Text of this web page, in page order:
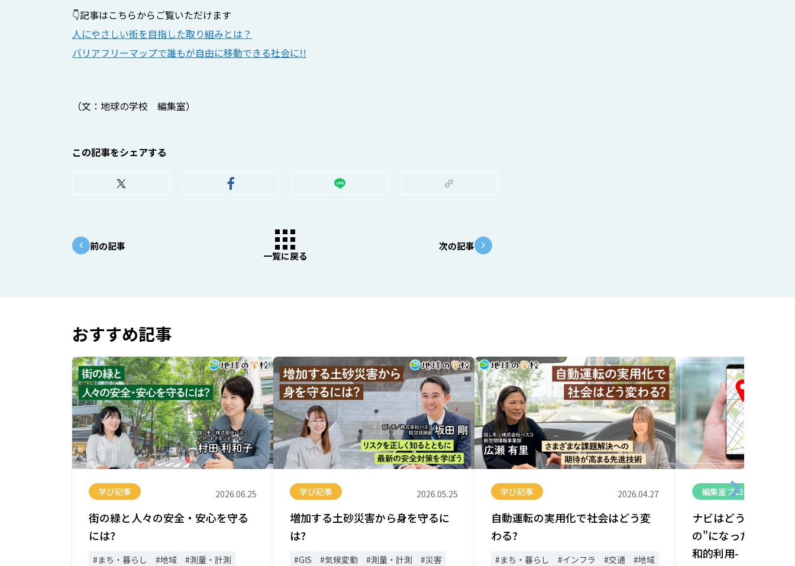
👇記事はこちらからご覧いただけます
人にやさしい街を目指した取り組みとは？
バリアフリーマップで誰もが自由に移動できる社会に!!
（文：地球の学校 編集室）
この記事をシェアする
前の記事
一覧に戻る
次の記事
おすすめ記事
学び記事 2026.06.25
街の緑と人々の安全・安心を守る
には?
#まち・暮らし #地域
#測量・計測
学び記事 2026.05.25
増加する土砂災害から身を守るに
は?
#GIS #気候変動 #測量・計測
#災害
学び記事 2026.04.27
自動運転の実用化で社会はどう変
わる?
#まち・暮らし #インフラ #交通
#地域
編集室ブログ
ナビはどうやって"
の"になったのか -
和的利用-